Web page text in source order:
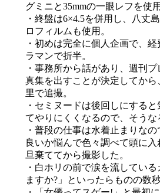
グミニと35mmの一眼レフを使用
・終盤は6×4.5を併用し、八丈
ロフィルムも使用。
・初めは完全に個人企画で、
ラマンで折半。
・事務所から話があり、週刊
真集を出すことが決定してか
里で追撮。
・セミヌードは後回しにする
てやりにくくなるので、そうな
・普段の仕事は水着止まりな
良いか悩んで色々調べて頭に
旦棄ててから撮影した。
・白ホリの前で涙を流してい
ますか?」といったらものの数